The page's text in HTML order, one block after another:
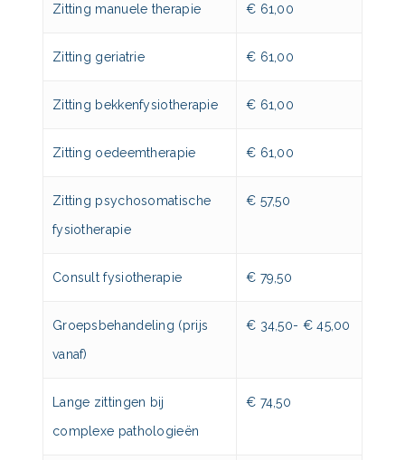
Zitting manuele therapie € 61,00
Zitting geriatrie € 61,00
Zitting bekkenfysiotherapie € 61,00
Zitting oedeemtherapie € 61,00
Zitting psychosomatische
fysiotherapie
€ 57,50
Consult fysiotherapie € 79,50
Groepsbehandeling (prijs
vanaf)
€ 34,50- € 45,00
Lange zittingen bij
complexe pathologieën
€ 74,50